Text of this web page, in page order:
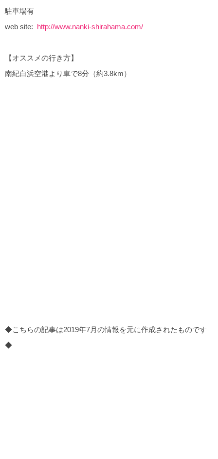
駐車場有
web site: http://www.nanki-shirahama.com/
【オススメの行き方】
南紀白浜空港より車で8分（約3.8km）
◆こちらの記事は2019年7月の情報を元に作成されたものです
◆